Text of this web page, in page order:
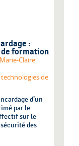
:
de formation
Marie-Claire
de
d’un
par le
sur le
des